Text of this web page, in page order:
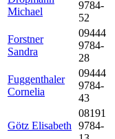
Michael
9784-
52
Forstner
Sandra
09444
9784-
28
Fuggenthaler
Cornelia
09444
9784-
43
Götz Elisabeth
08191
9784-